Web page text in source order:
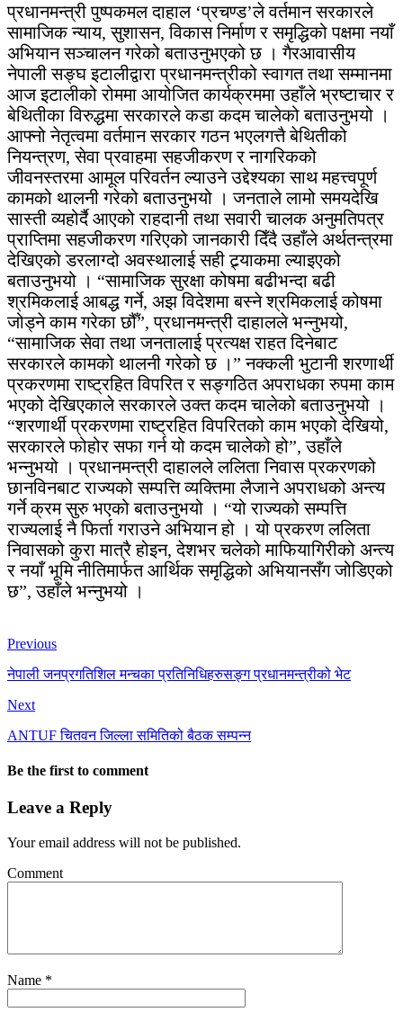
प्रधानमन्त्री पुष्पकमल दाहाल ‘प्रचण्ड’ले वर्तमान सरकारले
सामाजिक न्याय, सुशासन, विकास निर्माण र समृद्धिको पक्षमा नयाँ
अभियान सञ्चालन गरेको बताउनुभएको छ । गैरआवासीय
नेपाली सङ्घ इटालीद्वारा प्रधानमन्त्रीको स्वागत तथा सम्मानमा
आज इटालीको रोममा आयोजित कार्यक्रममा उहाँले भ्रष्टाचार र
बेथितीका विरुद्धमा सरकारले कडा कदम चालेको बताउनुभयो ।
आफ्नो नेतृत्वमा वर्तमान सरकार गठन भएलगत्तै बेथितीको
नियन्त्रण, सेवा प्रवाहमा सहजीकरण र नागरिकको
जीवनस्तरमा आमूल परिवर्तन ल्याउने उद्देश्यका साथ महत्त्वपूर्ण
कामको थालनी गरेको बताउनुभयो । जनताले लामो समयदेखि
सास्ती व्यहोर्दै आएको राहदानी तथा सवारी चालक अनुमतिपत्र
प्राप्तिमा सहजीकरण गरिएको जानकारी दिँदै उहाँले अर्थतन्त्रमा
देखिएको डरलाग्दो अवस्थालाई सही ट्र्याकमा ल्याइएको
बताउनुभयो । “सामाजिक सुरक्षा कोषमा बढीभन्दा बढी
श्रमिकलाई आबद्ध गर्ने, अझ विदेशमा बस्ने श्रमिकलाई कोषमा
जोड्ने काम गरेका छौँ”, प्रधानमन्त्री दाहालले भन्नुभयो,
“सामाजिक सेवा तथा जनतालाई प्रत्यक्ष राहत दिनेबाट
सरकारले कामको थालनी गरेको छ ।” नक्कली भुटानी शरणार्थी
प्रकरणमा राष्ट्रहित विपरित र सङ्गठित अपराधका रुपमा काम
भएको देखिएकाले सरकारले उक्त कदम चालेको बताउनुभयो ।
“शरणार्थी प्रकरणमा राष्ट्रहित विपरितको काम भएको देखियो,
सरकारले फोहोर सफा गर्न यो कदम चालेको हो”, उहाँले
भन्नुभयो । प्रधानमन्त्री दाहालले ललिता निवास प्रकरणको
छानविनबाट राज्यको सम्पत्ति व्यक्तिमा लैजाने अपराधको अन्त्य
गर्ने क्रम सुरु भएको बताउनुभयो । “यो राज्यको सम्पत्ति
राज्यलाई नै फिर्ता गराउने अभियान हो । यो प्रकरण ललिता
निवासको कुरा मात्रै होइन, देशभर चलेको माफियागिरीको अन्त्य
र नयाँ भूमि नीतिमार्फत आर्थिक समृद्धिको अभियानसँग जोडिएको
छ”, उहाँले भन्नुभयो ।
Previous
नेपाली जनप्रगतिशिल मन्चका प्रतिनिधिहरुसङ्ग प्रधानमन्त्रीको भेट
Next
ANTUF चितवन जिल्ला समितिको बैठक सम्पन्न
Be the first to comment
Leave a Reply
Your email address will not be published.
Comment
Name *